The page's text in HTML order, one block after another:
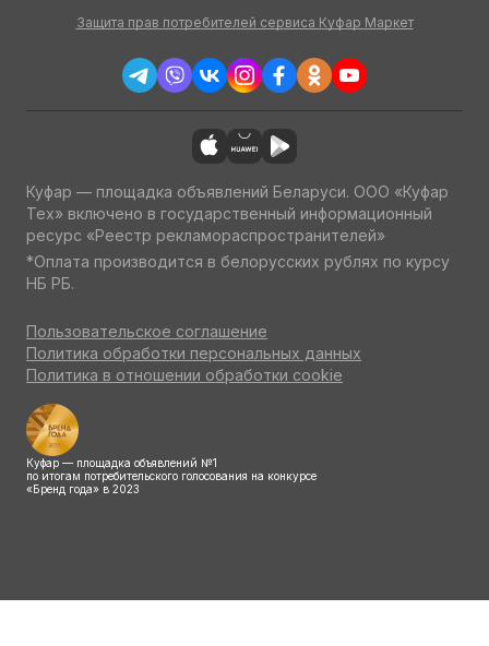
Защита прав потребителей сервиса Куфар Маркет
Куфар — площадка объявлений Беларуси. ООО «Куфар
Тех» включено в государственный информационный
ресурс «Реестр рекламораспространителей»
*Оплата производится в белорусских рублях по курсу
НБ РБ.
Пользовательское соглашение
Политика обработки персональных данных
Политика в отношении обработки cookie
Куфар — площадка объявлений №1
по итогам потребительского голосования на конкурсе
«Бренд года» в 2023